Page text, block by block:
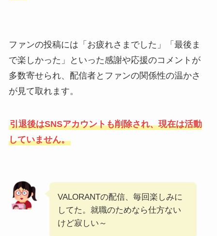
ファンの投稿には「お疲れさまでした」「最後ま
で楽しかった」といった感謝や応援のコメントが
多数寄せられ、配信者とファンの関係性の温かさ
が見て取れます。
引退後はSNSアカウントも削除され、現在は活動
していません。
VALORANTの配信、毎回楽しみに
してた。就職のためなら仕方ない
けど寂しい～